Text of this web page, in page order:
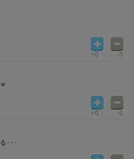
+0 -0
+0 -0
･･･